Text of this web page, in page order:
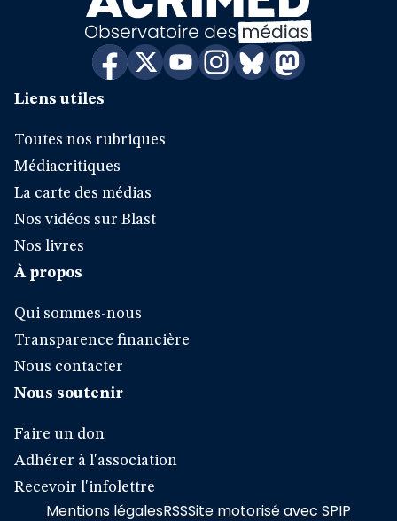
Liens utiles
Toutes nos rubriques
Médiacritiques
La carte des médias
Nos vidéos sur Blast
Nos livres
À propos
Qui sommes-nous
Transparence financière
Nous contacter
Nous soutenir
Faire un don
Adhérer à l'association
Recevoir l'infolettre
Mentions légalesRSSSite motorisé avec SPIP